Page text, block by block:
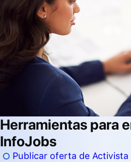
Herramientas para
InfoJobs
Publicar oferta de Activista